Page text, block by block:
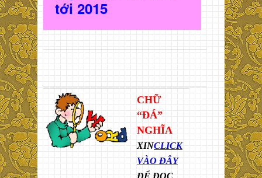
tới 2015
CHỮ
“ĐÁ”
NGHĨA
XINCLICK
VÀO ĐÂY
ĐỂ ĐỌC